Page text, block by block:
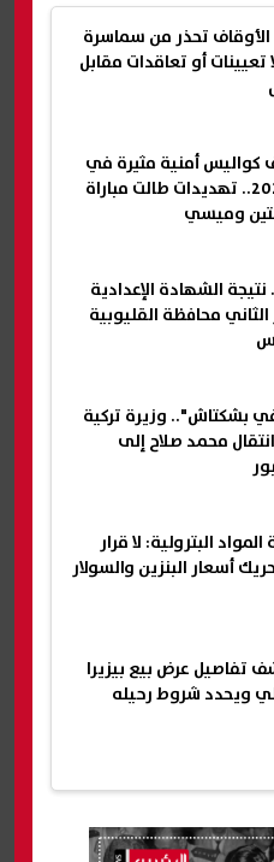
الأوقاف تحذر من سماسرة
تعيينات أو تعاقدات مقابل
كواليس أمنية مثيرة في
مونديال 2026.. تهديدات طالت مباراة
وميسي
الشهادة الإعدادية
الثاني محافظة القليوبية
بشكتاش".. وزيرة تركية
محمد صلاح إلى
البترولية: لا قرار
أسعار البنزين والسولار
تفاصيل عرض بيع بيزيرا
ويحدد شروط رحيله